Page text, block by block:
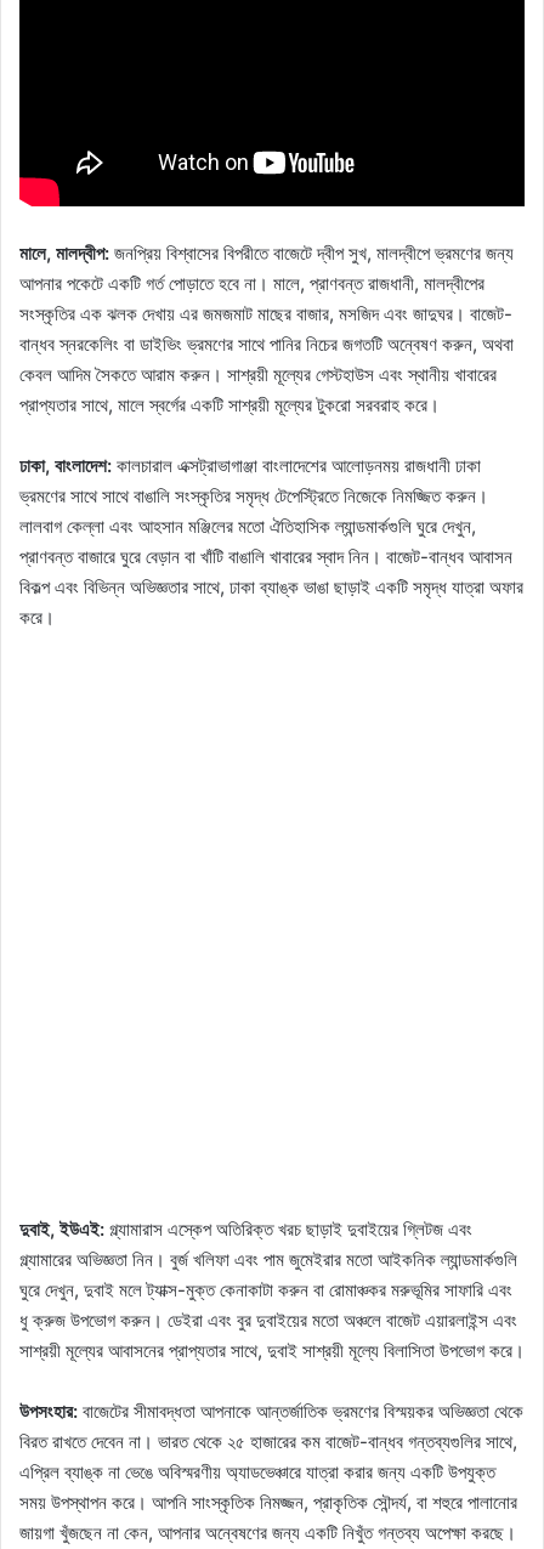
মালে, মালদ্বীপ: জনপ্রিয় বিশ্বাসের বিপরীতে বাজেটে দ্বীপ সুখ, মালদ্বীপে ভ্রমণের জন্য
আপনার পকেটে একটি গর্ত পোড়াতে হবে না। মালে, প্রাণবন্ত রাজধানী, মালদ্বীপের
সংস্কৃতির এক ঝলক দেখায় এর জমজমাট মাছের বাজার, মসজিদ এবং জাদুঘর। বাজেট-
বান্ধব স্নরকেলিং বা ডাইভিং ভ্রমণের সাথে পানির নিচের জগতটি অন্বেষণ করুন, অথবা
কেবল আদিম সৈকতে আরাম করুন। সাশ্রয়ী মূল্যের গেস্টহাউস এবং স্থানীয় খাবারের
প্রাপ্যতার সাথে, মালে স্বর্গের একটি সাশ্রয়ী মূল্যের টুকরো সরবরাহ করে।
ঢাকা, বাংলাদেশ: কালচারাল এক্সট্রাভাগাঞ্জা বাংলাদেশের আলোড়নময় রাজধানী ঢাকা
ভ্রমণের সাথে সাথে বাঙালি সংস্কৃতির সমৃদ্ধ টেপেস্ট্রিতে নিজেকে নিমজ্জিত করুন।
লালবাগ কেল্লা এবং আহসান মঞ্জিলের মতো ঐতিহাসিক ল্যান্ডমার্কগুলি ঘুরে দেখুন,
প্রাণবন্ত বাজারে ঘুরে বেড়ান বা খাঁটি বাঙালি খাবারের স্বাদ নিন। বাজেট-বান্ধব আবাসন
বিকল্প এবং বিভিন্ন অভিজ্ঞতার সাথে, ঢাকা ব্যাঙ্ক ভাঙা ছাড়াই একটি সমৃদ্ধ যাত্রা অফার
করে।
দুবাই, ইউএই: গ্ল্যামারাস এস্কেপ অতিরিক্ত খরচ ছাড়াই দুবাইয়ের গ্লিটজ এবং
গ্ল্যামারের অভিজ্ঞতা নিন। বুর্জ খলিফা এবং পাম জুমেইরার মতো আইকনিক ল্যান্ডমার্কগুলি
ঘুরে দেখুন, দুবাই মলে ট্যাক্স-মুক্ত কেনাকাটা করুন বা রোমাঞ্চকর মরুভূমির সাফারি এবং
ধু ক্রুজ উপভোগ করুন। ডেইরা এবং বুর দুবাইয়ের মতো অঞ্চলে বাজেট এয়ারলাইন্স এবং
সাশ্রয়ী মূল্যের আবাসনের প্রাপ্যতার সাথে, দুবাই সাশ্রয়ী মূল্যে বিলাসিতা উপভোগ করে।
উপসংহার: বাজেটের সীমাবদ্ধতা আপনাকে আন্তর্জাতিক ভ্রমণের বিস্ময়কর অভিজ্ঞতা থেকে
বিরত রাখতে দেবেন না। ভারত থেকে ২৫ হাজারের কম বাজেট-বান্ধব গন্তব্যগুলির সাথে,
এপ্রিল ব্যাঙ্ক না ভেঙে অবিস্মরণীয় অ্যাডভেঞ্চারে যাত্রা করার জন্য একটি উপযুক্ত
সময় উপস্থাপন করে। আপনি সাংস্কৃতিক নিমজ্জন, প্রাকৃতিক সৌন্দর্য, বা শহুরে পালানোর
জায়গা খুঁজছেন না কেন, আপনার অন্বেষণের জন্য একটি নিখুঁত গন্তব্য অপেক্ষা করছে।